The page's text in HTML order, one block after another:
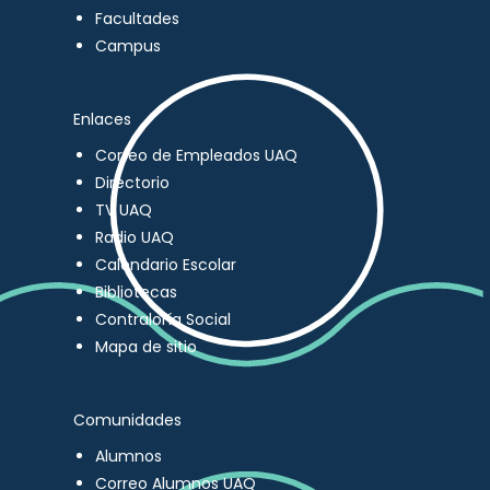
Facultades
Campus
Enlaces
Correo de Empleados UAQ
Directorio
TV UAQ
Radio UAQ
Calendario Escolar
Bibliotecas
Contraloría Social
Mapa de sitio
Comunidades
Alumnos
Correo Alumnos UAQ